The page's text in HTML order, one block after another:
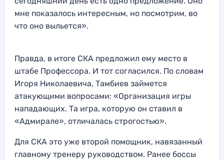
мне показалось интересным, но посмотрим, во
что оно выльется».
Правда, в итоге СКА предложил ему место в
штабе Профессора. И тот согласился. По словам
Игоря Николаевича, Тамбиев займется
атакующими вопросами: «Организация игры
нападающих. Та игра, которую он ставил в
«Адмирале», отличалась строгостью».
Для СКА это уже второй помощник, навязанный
главному тренеру руководством. Ранее боссы